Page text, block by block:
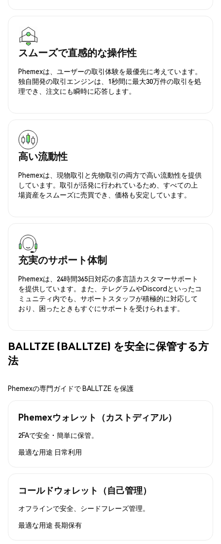
スムーズで直感的な操作性
Phemexは、ユーザーの取引体験を最優先に考えています。
独自開発の取引エンジンは、1秒間に最大30万件の取引を処
理でき、注文にも瞬時に応答します。
高い流動性
Phemexは、現物取引と先物取引の両方で高い流動性を提供
しています。取引が活発に行われているため、すべての上
場資産をスムーズに売買でき、価格も安定しています。
充実のサポート体制
Phemexは、24時間365日対応の多言語カスタマーサポート
を提供しています。また、テレグラムやDiscordといったコ
ミュニティ内でも、サポートスタッフが積極的に対応して
おり、困ったときもすぐにサポートを受けられます。
BALLTZE (BALLTZE) を安全に保管する方
法
Phemexの専門ガイドで BALLTZE を保護
Phemexウォレット（カストディアル）
2FAで安全・簡単に保管。
最適な用途 日常利用
コールドウォレット（自己管理）
オフラインで安全、シードフレーズ管理。
最適な用途 長期保有